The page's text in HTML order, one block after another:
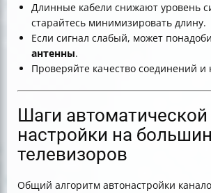
Длинные кабели снижают уровень
старайтесь минимизировать длину.
Если сигнал слабый, может
антенны.
Проверяйте качество соединений и
Шаги автоматической
настройки на
телевизоров
Общий алгоритм автонастройки